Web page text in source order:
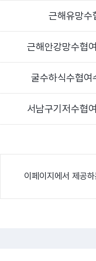
근해유망수
근해안강망수협
굴수하식수협여
서남구기저수협
이페이지에서 제공